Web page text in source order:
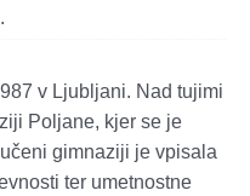
v Ljubljani. Nad tujimi
Poljane, kjer se je
gimnaziji je vpisala
ter umetnostne